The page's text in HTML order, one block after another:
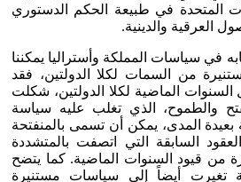
المتحدة في طبيعة الحكم الدستوري
العرقية والدينية.
في سياسات المملكة وأستراليا يمكننا
من السمات لكلا الدولتين، فقد
الماضية لكلا الدولتين، شكلت
والطموح، الذي تغلب عليه سياسة
بعيدة المدى، يمكن أن تسمى بالمنفتحة
العقود السابقة التي اتصفت بالمتشددة
من قيود السنوات الماضية. كما يتضح
تغيرت أيضاً إلى سياسات مستنيرة